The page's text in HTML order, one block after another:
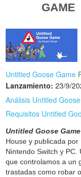
GAME
Untitled Goose Game
Lanzamiento: 23/9/
Análisis Untitled
Requisitos Untitled
Untitled Goose Game
House y publicada por
Nintendo Switch y
que controlamos a un
trastadas como robar